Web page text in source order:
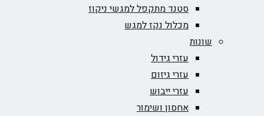
סטנד מתקפל למגשי ניקוז
מכלול נקז למגש
שונות
עזרי גידול
עזרי גיזום
עזרי ייבוש
אחסון ושימור